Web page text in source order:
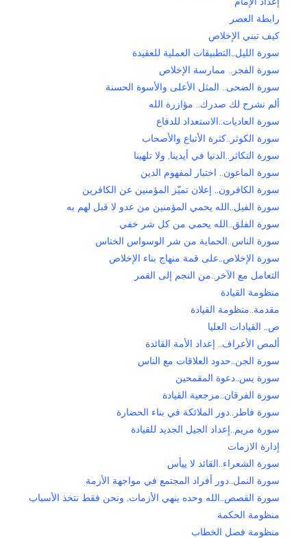
رابطة العصر
كيف تبني الإخلاص
سورة الليل..التطبيقات العملية للعقيدة
سورة الفجر.. ممارسة الإخلاص
سورة الضحى.. المثل الأعلى والأسوة الحسنة
ألم نشرح لك صدرك.. مؤازرة الله
سورة العاديات..الاستعداد للدفاع
سورة الكوثر..كثرة الأتباع والأصحاب
سورة التكاثر..الدنيا في أيدينا, ولا تلهينا
سورة الماعون.. اختبار لمفهوم الدين
سورة الكافرون.. إعلان تميّز المؤمنين عن الكافرين
سورة الفيل..الله يحمي المؤمنين من عدو لا قبل لهم به
سورة الفلق..الله يحمي من كل شر خفي
سورة الناس..الحماية من شر الوسواس الخناس
سورة الإخلاص..على قمة منهاج بناء الإخلاص
التعامل مع الآخر..من النجم إلى القمر
منظومة القيادة
مقدمة..منظومة القيادة
ص.. القيادات العليا
ألمص الأعراف.. إعداد الأمة القائدة
سورة الجن..حدود العلاقات مع الناس
سورة يس..دعوة المقمحين
سورة الفرقان..مرجعية القيادة
سورة فاطر..دور الملائكة في بناء الحضارة
سورة مريم..إعداد الجيل الجديد للقيادة
إدارة الازمات
سورة الشعراء..القائد لا ييأس
سورة النمل..دور أفراد المجتمع في مواجهة الأزمة
سورة القصص..الله وحده ينهي الأزمات, ونحن فقط نتخذ الأسباب
منظومة الحكمة
منظومة فصل الخطاب